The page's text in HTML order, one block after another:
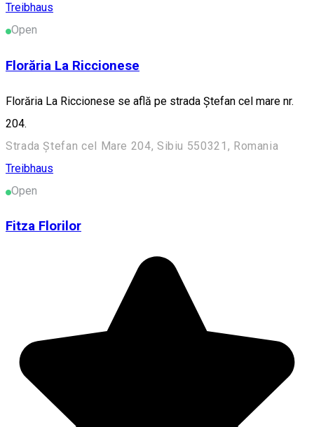
Treibhaus
Open
Florăria La Riccionese
Florăria La Riccionese se află pe strada Ștefan cel mare nr.
204.
Strada Ștefan cel Mare 204, Sibiu 550321, Romania
Treibhaus
Open
Fitza Florilor